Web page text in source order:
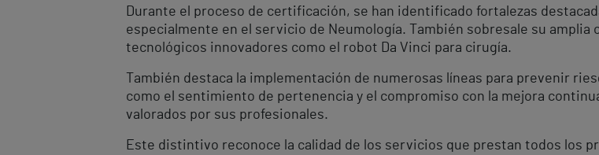
Durante el proceso de certificación, se han identificado fortalezas
especialmente en el servicio de Neumología. También sobresale su
tecnológicos innovadores como el robot Da Vinci para cirugía.
También destaca la implementación de numerosas líneas para prevenir
como el sentimiento de pertenencia y el compromiso con la mejora
valorados por sus profesionales.
Este distintivo reconoce la calidad de los servicios que prestan todos los